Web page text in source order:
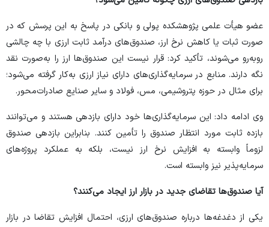
عضو هیأت علمی پژوهشکده پولی و بانکی در پاسخ به این پرسش که در
صورت ثبات یا کاهش نرخ ارز، صندوق‌های درآمد ثابت ارزی با چه چالشی
روبه‌رو می‌شوند، تأکید کرد: قرار نیست این صندوق‌ها ارز را به‌صورت نقد
نگه دارند. منابع در سرمایه‌گذاری‌های دارای نیاز ارزی به‌کار گرفته می‌شود؛
برای مثال در حوزه پتروشیمی، مس، فولاد و سایر صنایع صادرات‌محور.
وی ادامه داد: این سرمایه‌گذاری‌ها خود دارای بازدهی هستند و می‌توانند
بازده ثابت مورد انتظار صندوق را تأمین کنند. بنابراین بازدهی صندوق
لزوماً وابسته به افزایش نرخ ارز نیست، بلکه به عملکرد پروژه‌های
سرمایه‌پذیر نیز وابسته است.
آیا صندوق‌ها تقاضای جدید در بازار ارز ایجاد می‌کنند؟
یکی از دغدغه‌ها درباره صندوق‌های ارزی، احتمال افزایش تقاضا در بازار